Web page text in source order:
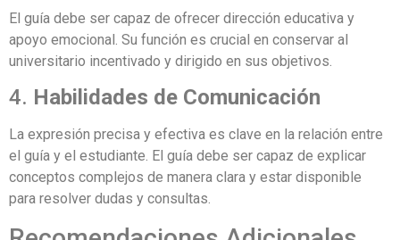
El guía debe ser capaz de ofrecer dirección educativa y
apoyo emocional. Su función es crucial en conservar al
universitario incentivado y dirigido en sus objetivos.
4. Habilidades de Comunicación
La expresión precisa y efectiva es clave en la relación entre
el guía y el estudiante. El guía debe ser capaz de explicar
conceptos complejos de manera clara y estar disponible
para resolver dudas y consultas.